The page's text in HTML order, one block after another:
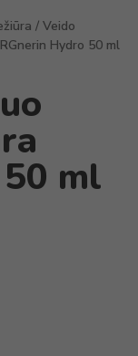
/ Veido
Hydro 50 ml
ml